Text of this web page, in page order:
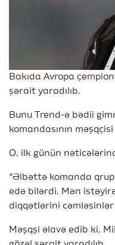
Bakıda Avropa
şərait yaradılıb.
Bunu Trend-ə bədii
komandasının
O, ilk günün
“Əlbəttə komanda qrup
edə bilərdi. Mən
diqqətlərini cəmləsinlər
Məşqşi əlavə edib ki,